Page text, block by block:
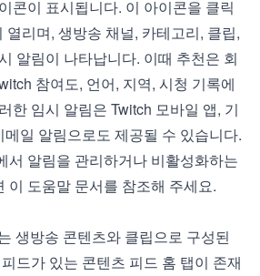
콘이 표시됩니다. 이 아이콘을 클릭
열리며, 생방송 채널, 카테고리, 클립,
알림이 나타납니다. 이때 추천은 회
참여도, 언어, 지역, 시청 기록에
한 임시 알림은 Twitch 모바일 앱, 기
일 알림으로도 제공될 수 있습니다.
서 알림을 관리하거나 비활성화하는
이 도움말 문서를 참조해 주세요.
생방송 콘텐츠와 클립으로 구성된
드가 있는 콘텐츠 피드 홈 탭이 존재